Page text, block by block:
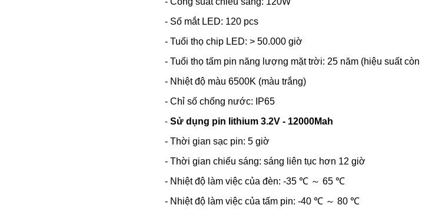
- Số mắt LED: 120 pcs
- Tuổi thọ chip LED: > 50.000 giờ
- Tuổi thọ tấm pin năng lượng mặt trời: 25 năm (hiệu suất
- Nhiệt độ màu 6500K (màu trắng)
- Chỉ số chống nước: IP65
-Sử dụng pin lithium 3.2V - 12000Mah
- Thời gian sạc pin: 5 giờ
- Thời gian chiếu sáng: sáng liên tục hơn 12 giờ
- Nhiệt độ làm việc của đèn: -35 ℃ ～ 65 ℃
- Nhiệt độ làm việc của tấm pin: -40 ℃ ～ 80 ℃